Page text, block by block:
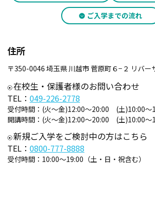
ご入学までの流れ
住所
〒350-0046 埼玉県 川越市 菅原町６−２ リバ
在校生・保護者様のお問い合わせ
TEL： 049-226-2778
受付時間： (火～金)12:00～20:00 (土)10:00～
開講時間： (火～金)12:00～20:00 (土)10:00～
新規ご入学をご検討中の方はこちら
TEL： 0800-777-8888
受付時間： 10:00～19:00（土・日・祝含む）